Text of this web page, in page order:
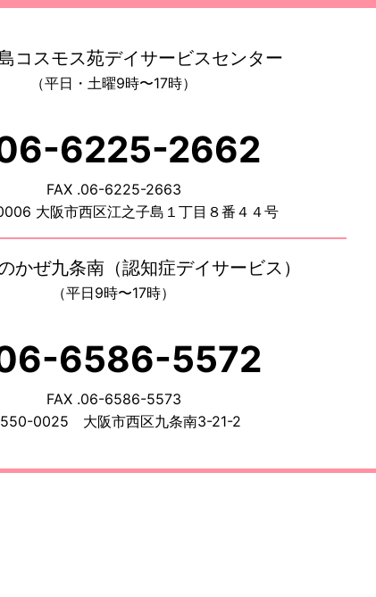
コスモス苑デイサービスセンター
（平日・土曜9時〜17時）
6225-2662
FAX .06-6225-2663
大阪市西区江之子島１丁目８番４４号
かぜ九条南（認知症デイサービス）
（平日9時〜17時）
6586-5572
FAX .06-6586-5573
0025 大阪市西区九条南3-21-2